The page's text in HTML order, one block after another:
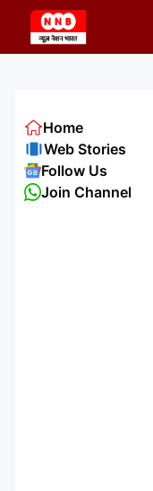
content
Home
Web Stories
Follow Us
Join Channel